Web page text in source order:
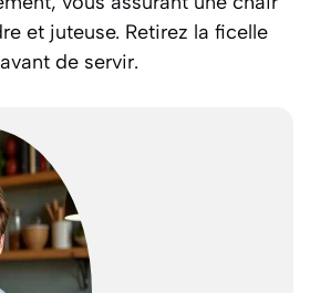
et juteuse. Retirez la ficelle
de servir.